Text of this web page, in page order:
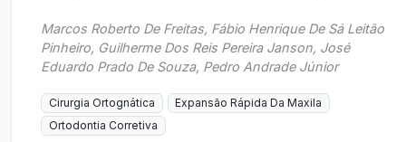
Marcos Roberto De Freitas, Fábio Henrique De Sá Leitão
Pinheiro, Guilherme Dos Reis Pereira Janson, José
Eduardo Prado De Souza, Pedro Andrade Júnior
Cirurgia Ortognática
Expansão Rápida Da Maxila
Ortodontia Corretiva